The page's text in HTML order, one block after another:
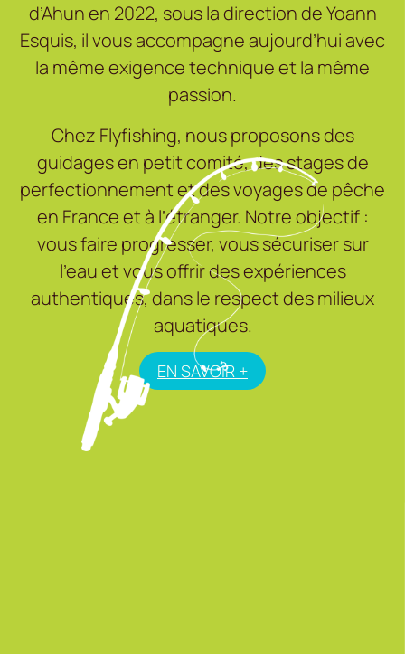
d’Ahun en 2022, sous la direction de Yoann
Esquis, il vous accompagne aujourd’hui avec
la même exigence technique et la même
passion.
Chez Flyfishing, nous proposons des
guidages en petit comité, des stages de
perfectionnement et des voyages de pêche
en France et à l’étranger. Notre objectif :
vous faire progresser, vous sécuriser sur
l’eau et vous offrir des expériences
authentiques, dans le respect des milieux
aquatiques.
EN SAVOIR +